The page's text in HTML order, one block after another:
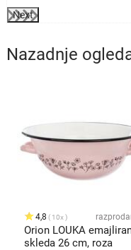
Next
Nazadnje
4,8 10x
Orion LOUKA
skleda 26 cm, roza